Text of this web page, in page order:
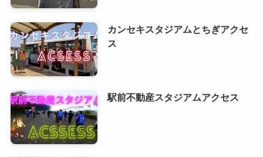
カンセキスタジアムとちぎアクセ
ス
駅前不動産スタジアムアクセス